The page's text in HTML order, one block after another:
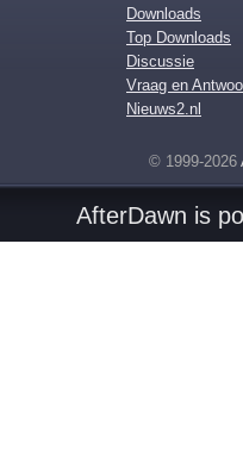
Downloads
Top Downloads
Discussie
Vraag en
Nieuws2.nl
© 1999-2026
AfterDawn is